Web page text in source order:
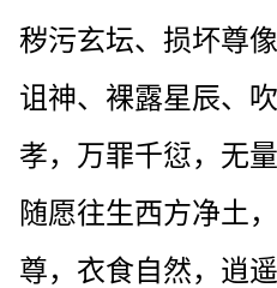
秽污玄坛、损坏尊
诅神、裸露星辰、
孝，万罪千愆，无
随愿往生西方净土
尊，衣食自然，逍